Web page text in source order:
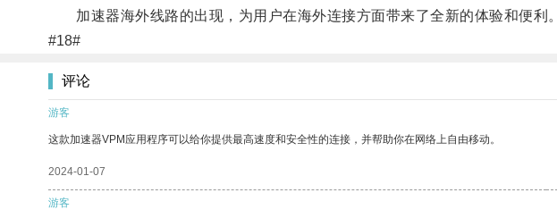
加速器海外线路的出现，为用户在海外连接方面带来了全新的体验和便利。
#18#
评论
游客
这款加速器VPM应用程序可以给你提供最高速度和安全性的连接，并帮助你在网络上自由移动。
2024-01-07
游客